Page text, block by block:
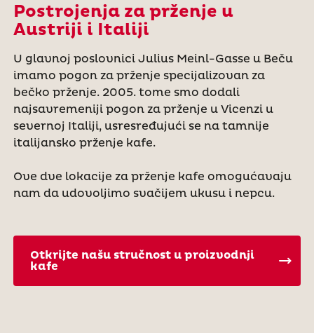
Postrojenja za prženje u
Austriji i Italiji
U glavnoj poslovnici Julius Meinl-Gasse u Beču
imamo pogon za prženje specijalizovan za
bečko prženje. 2005. tome smo dodali
najsavremeniji pogon za prženje u Vicenzi u
severnoj Italiji, usresređujući se na tamnije
italijansko prženje kafe.
Ove dve lokacije za prženje kafe omogućavaju
nam da udovoljimo svačijem ukusu i nepcu.
Otkrijte našu stručnost u proizvodnji
kafe